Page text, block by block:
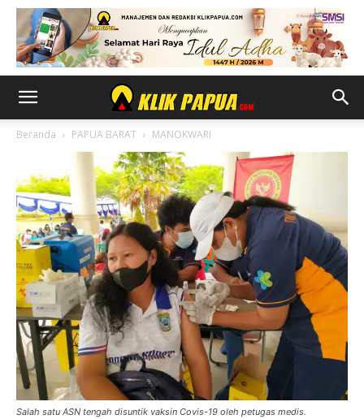
Beranda PAPUA BARAT MANOKWARI
Salah satu ASN tengah disuntik vaksin Covis-19 oleh petugas medis.